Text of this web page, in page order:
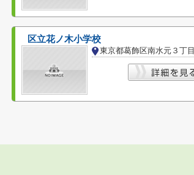
区立花ノ木小学校
東京都葛飾区南水元３丁目